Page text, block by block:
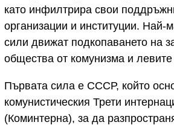
като инфилтрира свои
организации и институции. Най-
сили движат подкопаването на
общества от комунизма и
Първата сила е СССР, който
комунистическия Трети
(Коминтерна), за да